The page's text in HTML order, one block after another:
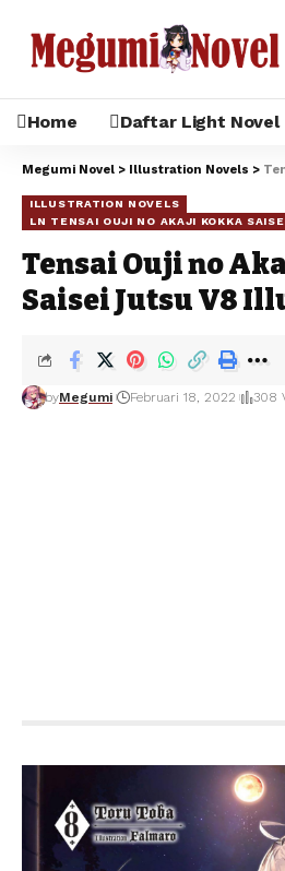
Home Daftar Light Novel
Megumi Novel > Illustration Novels >
ILLUSTRATION NOVELS
LN TENSAI OUJI NO AKAJI KOKKA
Tensai Ouji no
Saisei Jutsu V8
byMegumi Februari 18, 2022 308